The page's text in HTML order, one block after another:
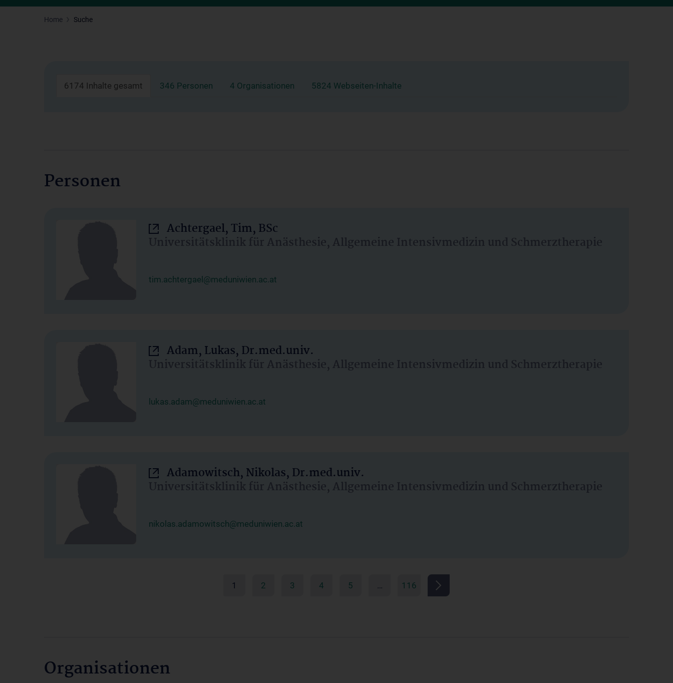
Home Suche
6174 Inhalte gesamt 346 Personen 4 Organisationen 5824 Webseiten-Inhalte
Personen
Achtergael, Tim, BSc
Universitätsklinik für Anästhesie, Allgemeine Intensivmedizin und Schmerztherapie
tim.achtergael@meduniwien.ac.at
Adam, Lukas, Dr.med.univ.
Universitätsklinik für Anästhesie, Allgemeine Intensivmedizin und Schmerztherapie
lukas.adam@meduniwien.ac.at
Adamowitsch, Nikolas, Dr.med.univ.
Universitätsklinik für Anästhesie, Allgemeine Intensivmedizin und Schmerztherapie
nikolas.adamowitsch@meduniwien.ac.at
1 2 3 4 5 … 116
Organisationen